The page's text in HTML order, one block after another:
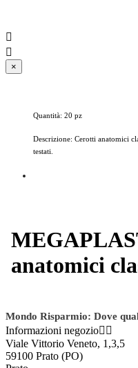


×
Quantità: 20
Descrizione: Cerotti anatomici
testati.
anatomici
Mondo Risparmio: Dove
Informazioni negozio 
Viale Vittorio Veneto, 1,3,5
59100 Prato (PO)